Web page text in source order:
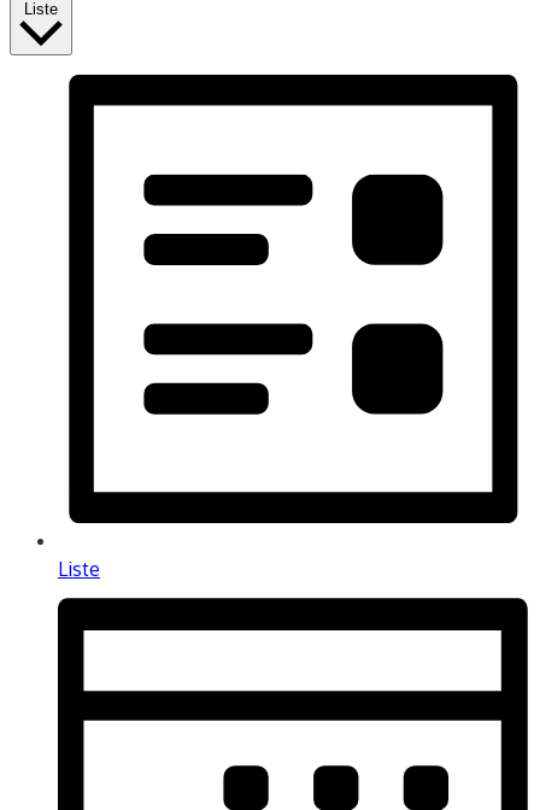
Liste
Liste